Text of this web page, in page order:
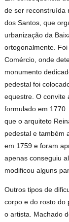
de ser reconstruída
dos Santos, que
urbanização da
ortogonalmente.
Comércio, onde
monumento
pedestal foi
equestre. O convite
formulado em
que o arquiteto
pedestal e também
em 1759 e foram
apenas conseguiu
modificou alguns
Outros tipos de
corpo e do rosto do
o artista. Machado